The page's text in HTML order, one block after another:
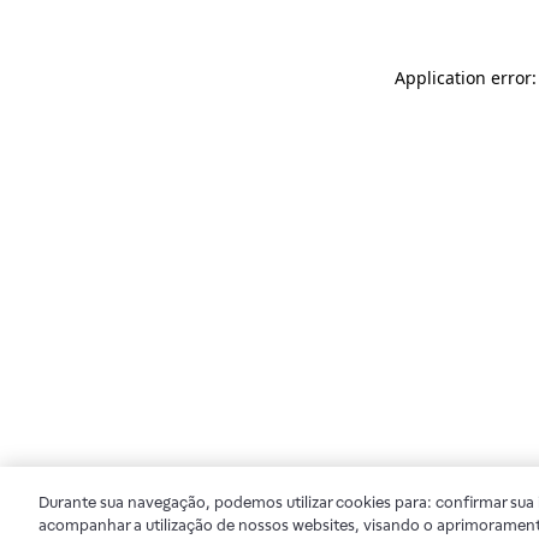
Application
Durante sua navegação, podemos utilizar cookies para: confirmar
acompanhar a utilização de nossos websites, visando o